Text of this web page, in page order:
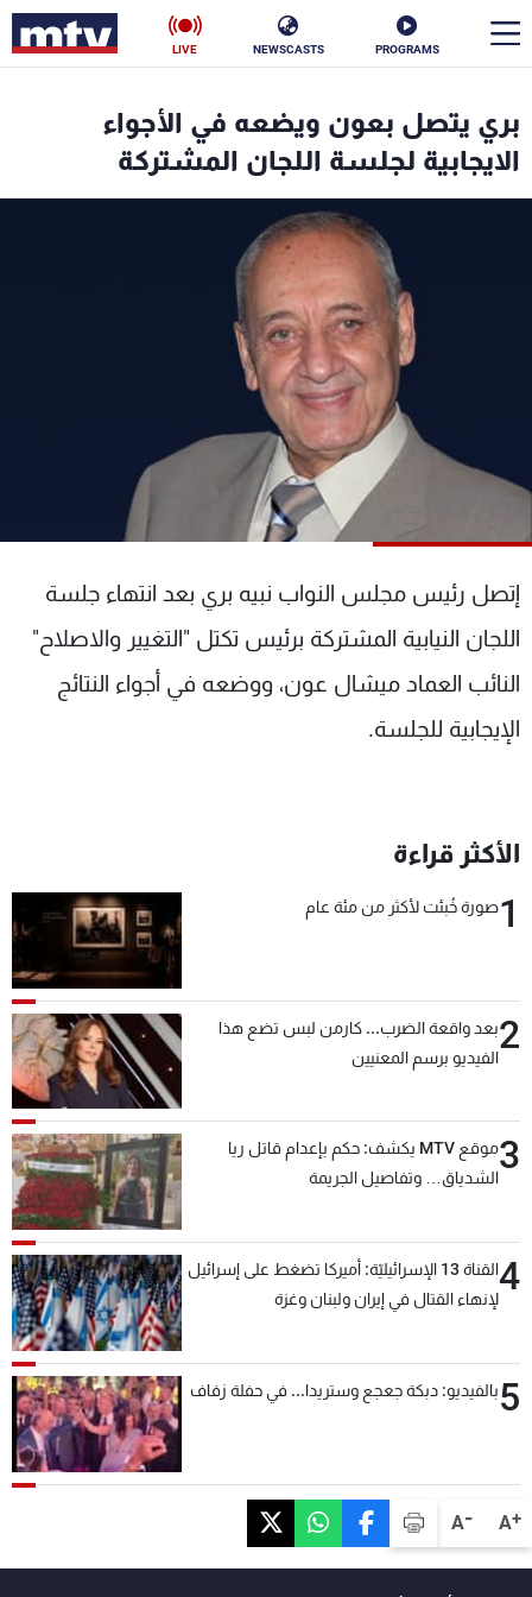
PROGRAMS
NEWSCASTS
LIVE
A+
A-
بري يتصل بعون ويضعه في الأجواء
الايجابية لجلسة اللجان المشتركة
إتصل رئيس مجلس النواب نبيه بري بعد انتهاء جلسة
اللجان النيابية المشتركة برئيس تكتل "التغيير والاصلاح"
النائب العماد ميشال عون، ووضعه في أجواء النتائج
الإيجابية للجلسة.
الأكثر قراءة
1صورة خُبئت لأكثر من مئة عام
2بعد واقعة الضرب... كارمن لبس تضع هذا
الفيديو برسم المعنيين
3
موقع MTV يكشف: حكم بإعدام قاتل ريا
الشدياق… وتفاصيل الجريمة
4
القناة 13 الإسرائيليّة: أميركا تضغط على إسرائيل
لإنهاء القتال في إيران ولبنان وغزة
5بالفيديو: دبكة جعجع وستريدا... في حفلة زفاف
الأخبار
فن
رياضة
البرامج
الترددات
الإنـتـاج
لاعلاناتكم
تواصل معنا